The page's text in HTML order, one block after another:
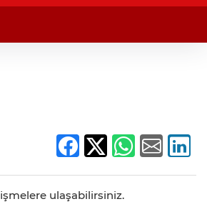
ulaşabilirsiniz.